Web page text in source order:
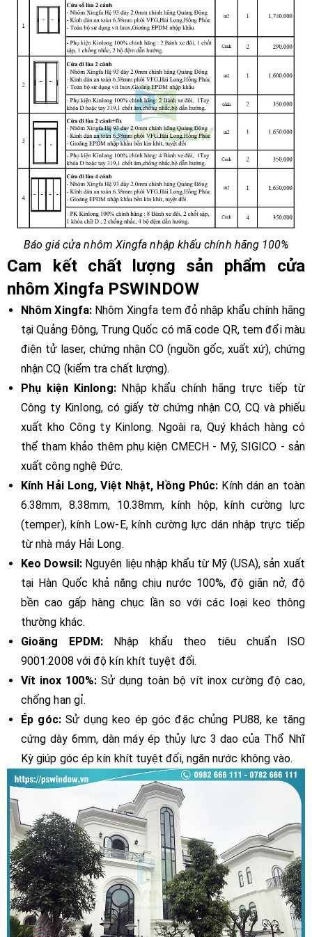
Báo giá cửa nhôm Xingfa nhập khẩu chính hãng 100%
Cam kết chất lượng sản phẩm cửa
nhôm Xingfa PSWINDOW
Nhôm Xingfa: Nhôm Xingfa tem đỏ nhập khẩu chính hãng
tại Quảng Đông, Trung Quốc có mã code QR, tem đổi màu
điện tử laser, chứng nhận CO (nguồn gốc, xuất xứ), chứng
nhận CQ (kiểm tra chất lượng).
Phụ kiện Kinlong: Nhập khẩu chính hãng trực tiếp từ
Công ty Kinlong, có giấy tờ chứng nhận CO, CQ và phiếu
xuất kho Công ty Kinlong. Ngoài ra, Quý khách hàng có
thể tham khảo thêm phụ kiện CMECH - Mỹ, SIGICO - sản
xuất công nghệ Đức.
Kính Hải Long, Việt Nhật, Hồng Phúc: Kính dán an toàn
6.38mm, 8.38mm, 10.38mm, kính hộp, kính cường lực
(temper), kính Low-E, kính cường lực dán nhập trực tiếp
từ nhà máy Hải Long.
Keo Dowsil:Nguyên liệu nhập khẩu từ Mỹ (USA), sản xuất
tại Hàn Quốc khả năng chịu nước 100%, độ giãn nở, độ
bền cao gấp hàng chục lần so với các loại keo thông
thường khác.
Gioăng EPDM: Nhập khẩu theo tiêu chuẩn ISO
9001:2008 với độ kín khít tuyệt đối.
Vít inox 100%:Sử dụng toàn bộ vít inox cường độ cao,
chống han gỉ.
Ép góc:Sử dụng keo ép góc đặc chủng PU88, ke tăng
cứng dày 6mm, dàn máy ép thủy lực 3 dao của Thổ Nhĩ
Kỳ giúp góc ép kín khít tuyệt đối, ngăn nước không vào.